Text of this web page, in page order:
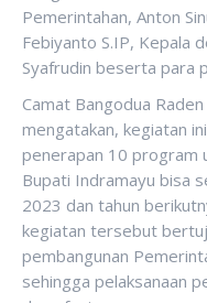
Pemerintahan, Anton
Febiyanto S.IP, Kepala
Syafrudin beserta para
Camat Bangodua
mengatakan, kegiatan
penerapan 10 program
Bupati Indramayu bisa
2023 dan tahun
kegiatan tersebut
pembangunan
sehingga pelaksanaan